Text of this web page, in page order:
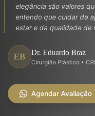
elegância são valores
entendo que cuidar da
estar e da qualidade de
EB Dr. Eduardo Braz
Cirurgião Plástico •
Agendar Avaliação